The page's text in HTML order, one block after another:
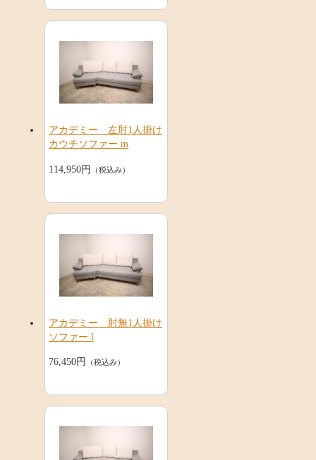
アカデミー 左肘1人掛け
カウチソファー m
114,950円 （税込み）
アカデミー 肘無1人掛け
ソファー l
76,450円 （税込み）